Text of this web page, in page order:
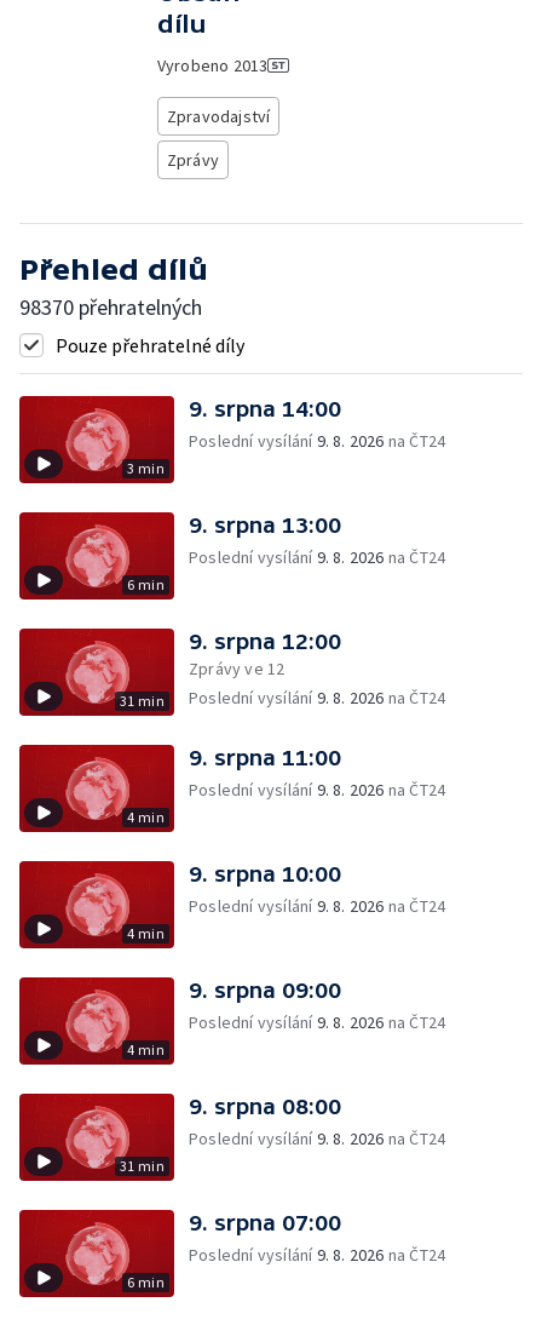
dílu
Vyrobeno 2013
Zpravodajství
Zprávy
Přehled dílů
98370 přehratelných
Pouze přehratelné díly
3 min
9. srpna 14:00
Poslední vysílání9. 8. 2026 na ČT24
6 min
9. srpna 13:00
Poslední vysílání9. 8. 2026 na ČT24
31 min
9. srpna 12:00
Zprávy ve 12
Poslední vysílání9. 8. 2026 na ČT24
4 min
9. srpna 11:00
Poslední vysílání9. 8. 2026 na ČT24
4 min
9. srpna 10:00
Poslední vysílání9. 8. 2026 na ČT24
4 min
9. srpna 09:00
Poslední vysílání9. 8. 2026 na ČT24
31 min
9. srpna 08:00
Poslední vysílání9. 8. 2026 na ČT24
6 min
9. srpna 07:00
Poslední vysílání9. 8. 2026 na ČT24